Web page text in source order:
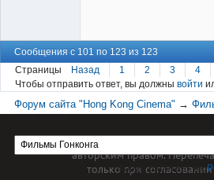
Сообщения с 101 по 123 из 123
Страницы
Назад 1 2 3 4
Чтобы отправить ответ, вы должны войти
Форум сайта "Hong Kong Cinema" →
Форум работает на
Материал сайта
авторским правом.
только при